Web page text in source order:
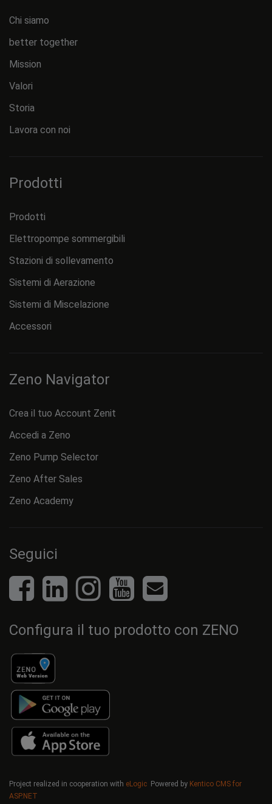
Chi siamo
better together
Mission
Valori
Storia
Lavora con noi
Prodotti
Prodotti
Elettropompe sommergibili
Stazioni di sollevamento
Sistemi di Aerazione
Sistemi di Miscelazione
Accessori
Zeno Navigator
Crea il tuo Account Zenit
Accedi a Zeno
Zeno Pump Selector
Zeno After Sales
Zeno Academy
Seguici
Configura il tuo prodotto con ZENO
Project realized in cooperation with eLogic Powered by Kentico CMS for
ASP.NET